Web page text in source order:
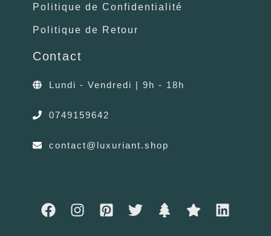
Politique de Confidentialité
Politique de Retour
Contact
Lundi - Vendredi | 9h - 18h
0749159642
contact@luxuriant.shop